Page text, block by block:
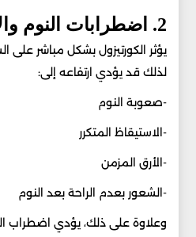
2. اضطرابات النوم والأرق
يؤثر الكورتيزول بشكل مباشر على
لذلك قد يؤدي ارتفاعه إلى:
-صعوبة النوم
-الاستيقاظ المتكرر
-الأرق المزمن
-الشعور بعدم الراحة بعد النوم
وعلاوة على ذلك، يؤدي اضطراب